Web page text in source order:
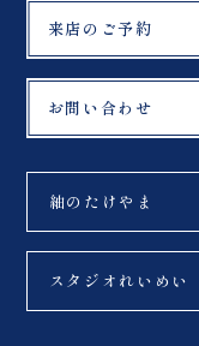
来店のご予約
お問い合わせ
紬のたけやま
スタジオれいめい